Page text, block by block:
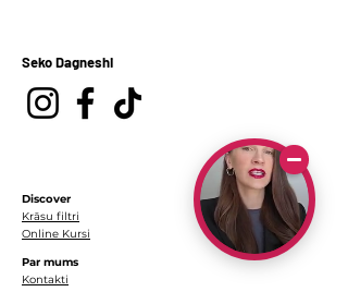
Seko Dagneshi
Discover
Krāsu filtri
Online Kursi
Par mums
Kontakti